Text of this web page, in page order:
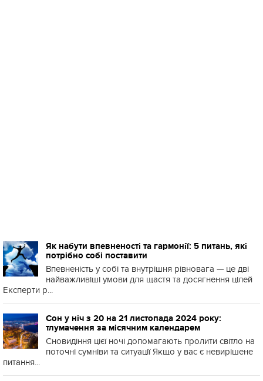
Як набути впевненості та гармонії: 5 питань, які
потрібно собі поставити
Впевненість у собі та внутрішня рівновага — це дві
найважливіші умови для щастя та досягнення цілей
Експерти р...
Сон у ніч з 20 на 21 листопада 2024 року:
тлумачення за місячним календарем
Сновидіння цієї ночі допомагають пролити світло на
поточні сумніви та ситуації Якщо у вас є невирішене
питання...